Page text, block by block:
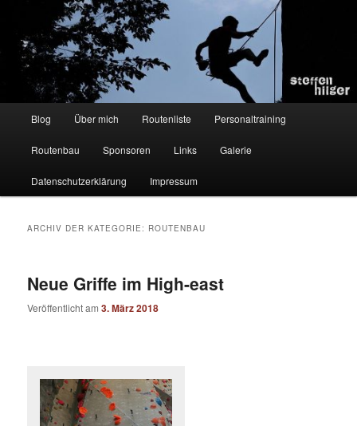
wechseln
sekundären
Inhalt
wechselnSteffen Hilger
Kletterer – Routenbauer – Trainer
Blog Über mich Routenliste Personaltraining
Routenbau Sponsoren Links Galerie
Datenschutzerklärung Impressum
ARCHIV DER KATEGORIE: ROUTENBAU
Neue Griffe im High-east
Veröffentlicht am3. März 2018